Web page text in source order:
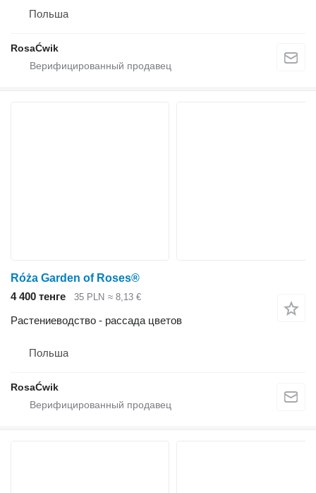
Польша
RosaĆwik
Róża Garden of Roses®
4 400 тенге
35 PLN ≈ 8,13 €
Растениеводство - рассада цветов
Польша
RosaĆwik